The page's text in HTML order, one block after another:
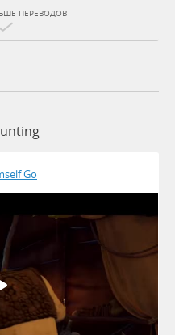
ПЕРЕВОДОВ
Go